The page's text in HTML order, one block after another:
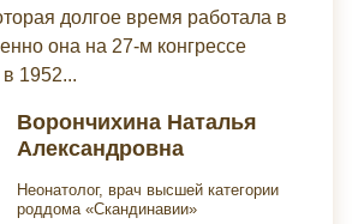
Ворончихина Наталья
Александровна
Неонатолог, врач высшей категории
роддома «Скандинавии»
долгое время работала в
она на 27-м конгрессе
1952...